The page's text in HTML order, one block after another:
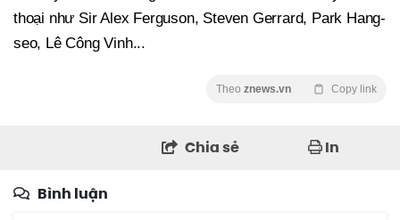
thoại như Sir Alex Ferguson, Steven Gerrard, Park Hang-
seo, Lê Công Vinh...
Theo znews.vn Copy link
Chia sẻ In
Bình luận